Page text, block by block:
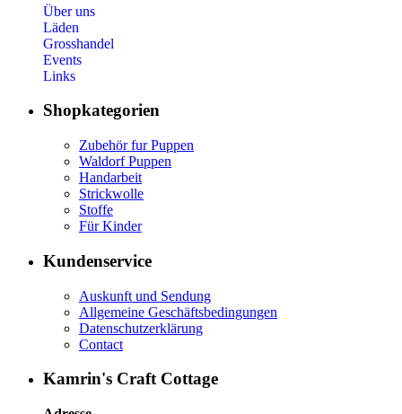
Über uns
Läden
Grosshandel
Events
Links
Shopkategorien
Zubehör fur Puppen
Waldorf Puppen
Handarbeit
Strickwolle
Stoffe
Für Kinder
Kundenservice
Auskunft und Sendung
Allgemeine Geschäftsbedingungen
Datenschutzerklärung
Contact
Kamrin's Craft Cottage